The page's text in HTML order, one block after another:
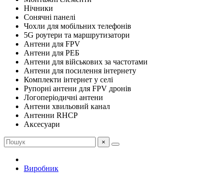
Нічники
Сонячні панелі
Чохли для мобільних телефонів
5G роутери та маршрутизатори
Антени для FPV
Антени для РЕБ
Антени для військових за частотами
Антени для посилення інтернету
Комплекти інтернет у селі
Рупорні антени для FPV дронів
Логоперіодичні антени
Антени хвильовий канал
Антенни RHCP
Аксесуари
×
Виробник